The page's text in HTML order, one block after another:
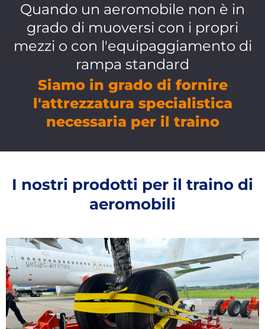
Quando un aeromobile non è in
grado di muoversi con i propri
mezzi o con l'equipaggiamento di
rampa standard
Siamo in grado di fornire
l'attrezzatura specialistica
necessaria per il traino
I nostri prodotti per il traino di
aeromobili